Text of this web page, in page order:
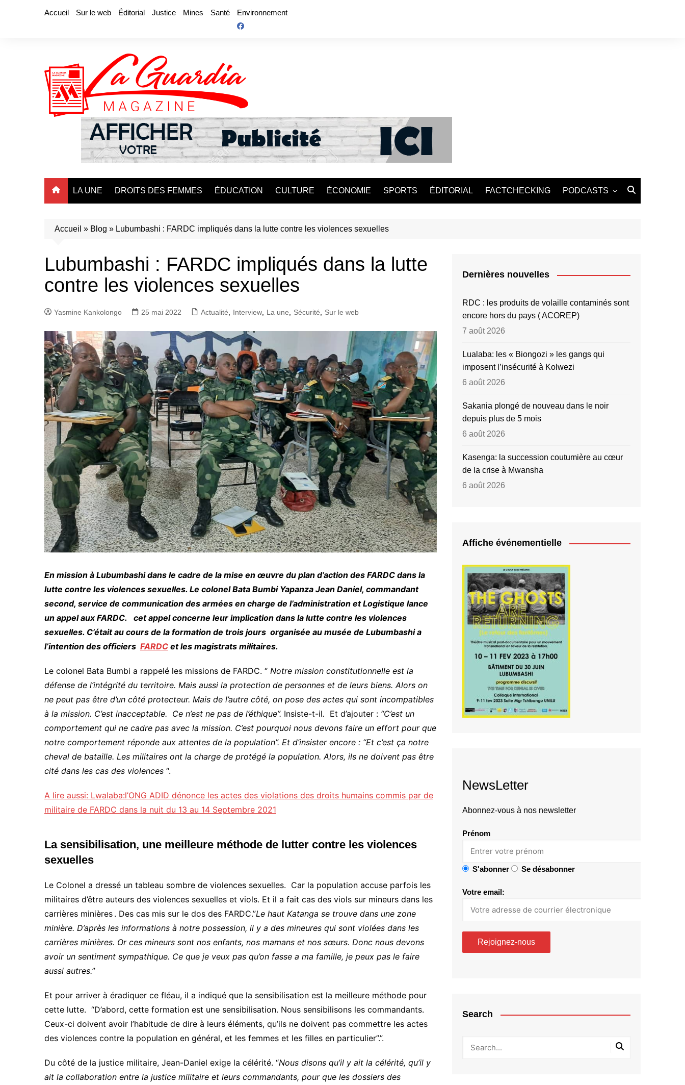
Accueil Sur le web Éditorial Justice Mines Santé Environnement
LA UNE DROITS DES FEMMES ÉDUCATION CULTURE ÉCONOMIE SPORTS ÉDITORIAL FACTCHECKING PODCASTS
Accueil » Blog » Lubumbashi : FARDC impliqués dans la lutte contre les violences sexuelles
Lubumbashi : FARDC impliqués dans la lutte
contre les violences sexuelles
Yasmine Kankolongo 25 mai 2022 Actualité, Interview, La une, Sécurité, Sur le web
En mission à Lubumbashi dans le cadre de la mise en œuvre du plan d’action des FARDC dans la
lutte contre les violences sexuelles. Le colonel Bata Bumbi Yapanza Jean Daniel, commandant
second, service de communication des armées en charge de l’administration et Logistique lance
un appel aux FARDC. cet appel concerne leur implication dans la lutte contre les violences
sexuelles. C’était au cours de la formation de trois jours organisée au musée de Lubumbashi a
l’intention des officiers FARDC et les magistrats militaires.
Le colonel Bata Bumbi a rappelé les missions de FARDC. “ Notre mission constitutionnelle est la
défense de l’intégrité du territoire. Mais aussi la protection de personnes et de leurs biens. Alors on
ne peut pas être d’un côté protecteur. Mais de l’autre côté, on pose des actes qui sont incompatibles
à la mission. C’est inacceptable. Ce n’est ne pas de l’éthique”. Insiste-t-il. Et d’ajouter : “C’est un
comportement qui ne cadre pas avec la mission. C’est pourquoi nous devons faire un effort pour que
notre comportement réponde aux attentes de la population”. Et d’insister encore : “Et c’est ça notre
cheval de bataille. Les militaires ont la charge de protégé la population. Alors, ils ne doivent pas être
cité dans les cas des violences “.
A lire aussi: Lwalaba:l’ONG ADID dénonce les actes des violations des droits humains commis par de
militaire de FARDC dans la nuit du 13 au 14 Septembre 2021
La sensibilisation, une meilleure méthode de lutter contre les violences
sexuelles
Le Colonel a dressé un tableau sombre de violences sexuelles. Car la population accuse parfois les
militaires d’être auteurs des violences sexuelles et viols. Et il a fait cas des viols sur mineurs dans les
carrières minières . Des cas mis sur le dos des FARDC.”Le haut Katanga se trouve dans une zone
minière. D’après les informations à notre possession, il y a des mineures qui sont violées dans les
carrières minières. Or ces mineurs sont nos enfants, nos mamans et nos sœurs. Donc nous devons
avoir un sentiment sympathique. Ce que je veux pas qu’on fasse a ma famille, je peux pas le faire
aussi autres.”
Et pour arriver à éradiquer ce fléau, il a indiqué que la sensibilisation est la meilleure méthode pour
cette lutte. “D’abord, cette formation est une sensibilisation. Nous sensibilisons les commandants.
Ceux-ci doivent avoir l’habitude de dire à leurs éléments, qu’ils ne doivent pas commettre les actes
des violences contre la population en général, et les femmes et les filles en particulier”.”.
Du côté de la justice militaire, Jean-Daniel exige la célérité. “Nous disons qu’il y ait la célérité, qu’il y
ait la collaboration entre la justice militaire et leurs commandants, pour que les dossiers des
Dernières nouvelles
RDC : les produits de volaille contaminés sont
encore hors du pays ( ACOREP)
7 août 2026
Lualaba: les « Biongozi » les gangs qui
imposent l’insécurité à Kolwezi
6 août 2026
Sakania plongé de nouveau dans le noir
depuis plus de 5 mois
6 août 2026
Kasenga: la succession coutumière au cœur
de la crise à Mwansha
6 août 2026
Affiche événementielle
NewsLetter
Abonnez-vous à nos newsletter
Prénom
S'abonner Se désabonner
Votre email:
Search